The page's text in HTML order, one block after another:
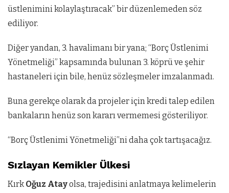
üstlenimini kolaylaştıracak” bir düzenlemeden söz
ediliyor.
Diğer yandan, 3. havalimanı bir yana; “Borç Üstlenimi
Yönetmeliği” kapsamında bulunan 3. köprü ve şehir
hastaneleri için bile, henüz sözleşmeler imzalanmadı.
Buna gerekçe olarak da projeler için kredi talep edilen
bankaların henüz son kararı vermemesi gösteriliyor.
“Borç Üstlenimi Yönetmeliği”ni daha çok tartışacağız.
Sızlayan Kemikler Ülkesi
Kırk Oğuz Atayolsa, trajedisini anlatmaya kelimelerin